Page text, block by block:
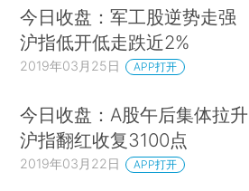
今日收盘：军工股逆势走强
沪指低开低走跌近2%
2019年03月25日 APP打开
今日收盘：A股午后集体拉升
沪指翻红收复3100点
2019年03月22日 APP打开